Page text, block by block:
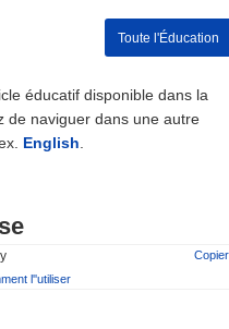
Toute l'Éducation
éducatif disponible dans la
de naviguer dans une autre
English.
Copier
l''utiliser